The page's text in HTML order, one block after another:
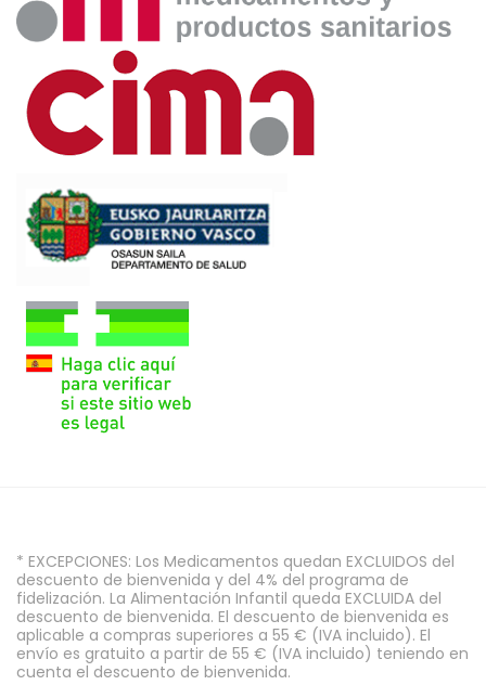
* EXCEPCIONES: Los Medicamentos quedan EXCLUIDOS del
descuento de bienvenida y del 4% del programa de
fidelización. La Alimentación Infantil queda EXCLUIDA del
descuento de bienvenida. El descuento de bienvenida es
aplicable a compras superiores a 55 € (IVA incluido). El
envío es gratuito a partir de 55 € (IVA incluido) teniendo en
cuenta el descuento de bienvenida.